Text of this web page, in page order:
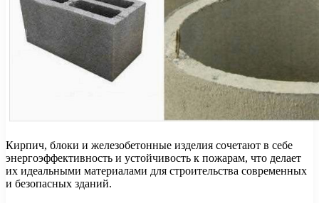
Кирпич, блоки и железобетонные изделия сочетают в себе
энергоэффективность и устойчивость к пожарам, что делает
их идеальными материалами для строительства современных
и безопасных зданий.